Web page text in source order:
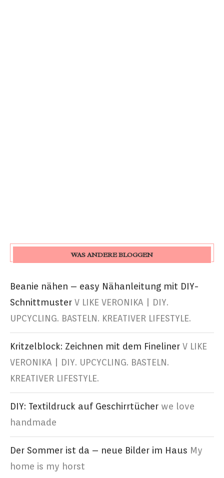
WAS ANDERE BLOGGEN
Beanie nähen – easy Nähanleitung mit DIY-
Schnittmuster V LIKE VERONIKA | DIY.
UPCYCLING. BASTELN. KREATIVER LIFESTYLE.
Kritzelblock: Zeichnen mit dem Fineliner V LIKE
VERONIKA | DIY. UPCYCLING. BASTELN.
KREATIVER LIFESTYLE.
DIY: Textildruck auf Geschirrtücher we love
handmade
Der Sommer ist da – neue Bilder im Haus My
home is my horst